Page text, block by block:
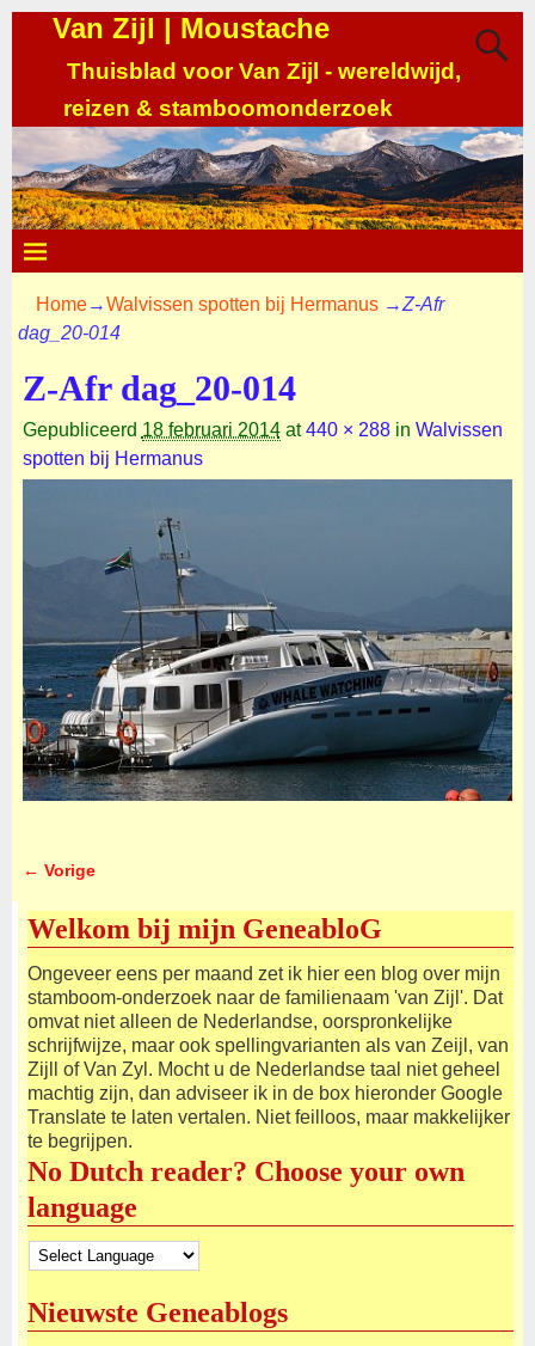
Van Zijl | Moustache
Thuisblad voor Van Zijl - wereldwijd,
reizen & stamboomonderzoek
Home→Walvissen spotten bij Hermanus →Z-Afr
dag_20-014
Z-Afr dag_20-014
Gepubliceerd 18 februari 2014at440 × 288in Walvissen
spotten bij Hermanus
← Vorige
Welkom bij mijn GeneabloG
Ongeveer eens per maand zet ik hier een blog over mijn
stamboom-onderzoek naar de familienaam 'van Zijl'. Dat
omvat niet alleen de Nederlandse, oorspronkelijke
schrijfwijze, maar ook spellingvarianten als van Zeijl, van
Zijll of Van Zyl. Mocht u de Nederlandse taal niet geheel
machtig zijn, dan adviseer ik in de box hieronder Google
Translate te laten vertalen. Niet feilloos, maar makkelijker
te begrijpen.
No Dutch reader? Choose your own
language
Nieuwste Geneablogs